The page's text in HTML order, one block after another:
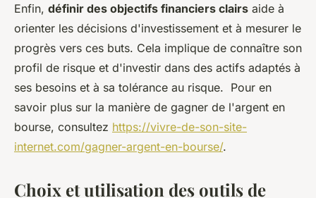
Enfin, définir des objectifs financiers clairs aide à
orienter les décisions d'investissement et à mesurer le
progrès vers ces buts. Cela implique de connaître son
profil de risque et d'investir dans des actifs adaptés à
ses besoins et à sa tolérance au risque. Pour en
savoir plus sur la manière de gagner de l'argent en
bourse, consultez https://vivre-de-son-site-
internet.com/gagner-argent-en-bourse/.
Choix et utilisation des outils de